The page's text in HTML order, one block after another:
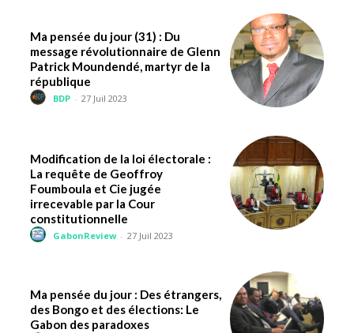
Ma pensée du jour (31) : Du
message révolutionnaire de Glenn
Patrick Moundendé, martyr de la
république
BDP - 27 Juil 2023
Modification de la loi électorale :
La requête de Geoffroy
Foumboula et Cie jugée
irrecevable par la Cour
constitutionnelle
GabonReview - 27 Juil 2023
Ma pensée du jour : Des étrangers,
des Bongo et des élections: Le
Gabon des paradoxes